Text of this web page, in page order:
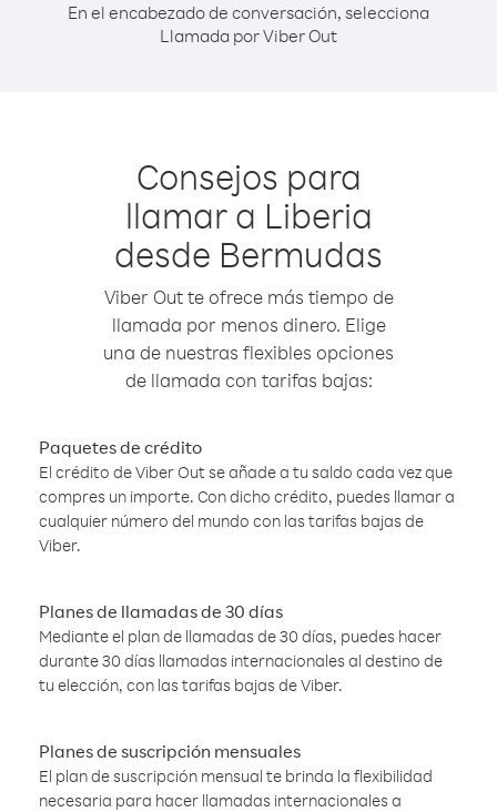
En el encabezado de conversación, selecciona
Llamada por Viber Out
Consejos para
llamar a Liberia
desde Bermudas
Viber Out te ofrece más tiempo de
llamada por menos dinero. Elige
una de nuestras flexibles opciones
de llamada con tarifas bajas:
Paquetes de crédito
El crédito de Viber Out se añade a tu saldo cada vez que
compres un importe. Con dicho crédito, puedes llamar a
cualquier número del mundo con las tarifas bajas de
Viber.
Planes de llamadas de 30 días
Mediante el plan de llamadas de 30 días, puedes hacer
durante 30 días llamadas internacionales al destino de
tu elección, con las tarifas bajas de Viber.
Planes de suscripción mensuales
El plan de suscripción mensual te brinda la flexibilidad
necesaria para hacer llamadas internacionales a